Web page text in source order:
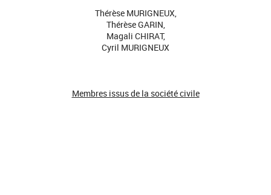
Thérèse MURIGNEUX,
Thérèse GARIN,
Magali CHIRAT,
Cyril MURIGNEUX
Membres issus de la société civile